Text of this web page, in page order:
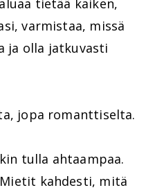
tietää kaiken,
varmistaa, missä
ja olla jatkuvasti
jopa romanttiselta.
tulla ahtaampaa.
kahdesti, mitä